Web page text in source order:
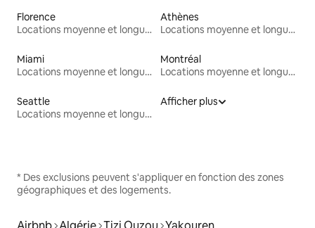
Florence
Locations moyenne et longue durée
Athènes
Locations moyenne et longue durée
Miami
Locations moyenne et longue durée
Montréal
Locations moyenne et longue durée
Seattle
Locations moyenne et longue durée
Afficher plus
* Des exclusions peuvent s'appliquer en fonction des zones
géographiques et des logements.